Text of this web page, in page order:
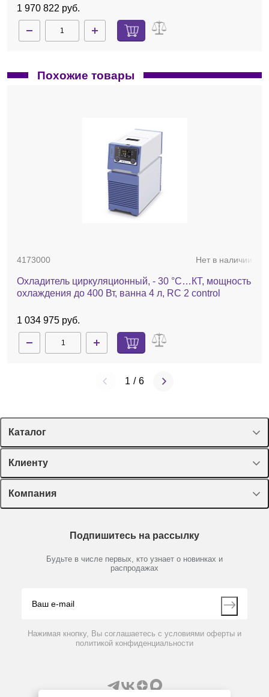
1 970 822 руб.
Похожие товары
4173000 Нет в наличии
Охладитель циркуляционный, - 30 °C…КТ, мощность
охлаждения до 400 Вт, ванна 4 л, RC 2 control
1 034 975 руб.
1 / 6
Каталог
Спецпредложения
Оборудование, приборы
Пластик, стекло, принадлежности
Химические реактивы, препараты, наборы
Производители
Клиенту
Лекторий Диаэм
Доставка и оплата
Мобильное приложение
Компания
Партнеры
Контакты
Подпишитесь на рассылку
Будьте в числе первых, кто узнает о новинках и
распродажах
Нажимая кнопку, Вы соглашаетесь с условиями оферты и
политикой конфиденциальности